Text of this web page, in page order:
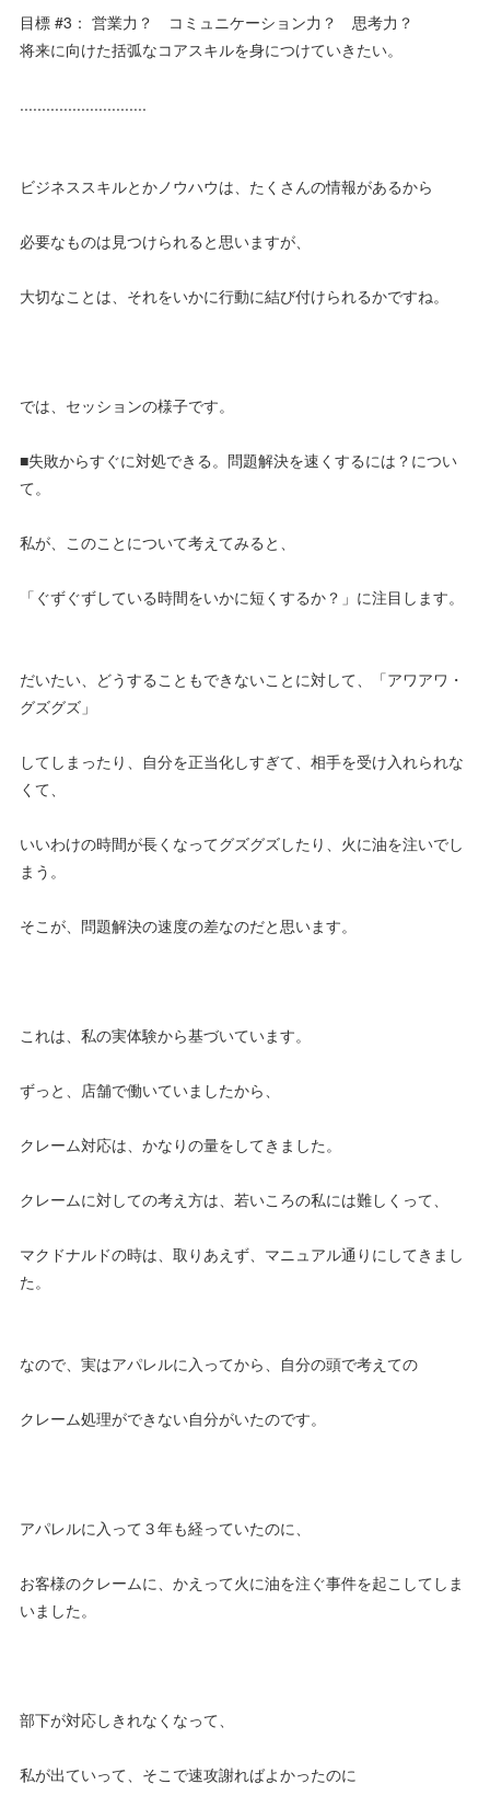
目標 #3： 営業力？ コミュニケーション力？ 思考力？
将来に向けた括弧なコアスキルを身につけていきたい。
.............................
ビジネススキルとかノウハウは、たくさんの情報があるから
必要なものは見つけられると思いますが、
大切なことは、それをいかに行動に結び付けられるかですね。
では、セッションの様子です。
■失敗からすぐに対処できる。問題解決を速くするには？につい
て。
私が、このことについて考えてみると、
「ぐずぐずしている時間をいかに短くするか？」に注目します。
だいたい、どうすることもできないことに対して、「アワアワ・
グズグズ」
してしまったり、自分を正当化しすぎて、相手を受け入れられな
くて、
いいわけの時間が長くなってグズグズしたり、火に油を注いでし
まう。
そこが、問題解決の速度の差なのだと思います。
これは、私の実体験から基づいています。
ずっと、店舗で働いていましたから、
クレーム対応は、かなりの量をしてきました。
クレームに対しての考え方は、若いころの私には難しくって、
マクドナルドの時は、取りあえず、マニュアル通りにしてきまし
た。
なので、実はアパレルに入ってから、自分の頭で考えての
クレーム処理ができない自分がいたのです。
アパレルに入って３年も経っていたのに、
お客様のクレームに、かえって火に油を注ぐ事件を起こしてしま
いました。
部下が対応しきれなくなって、
私が出ていって、そこで速攻謝ればよかったのに